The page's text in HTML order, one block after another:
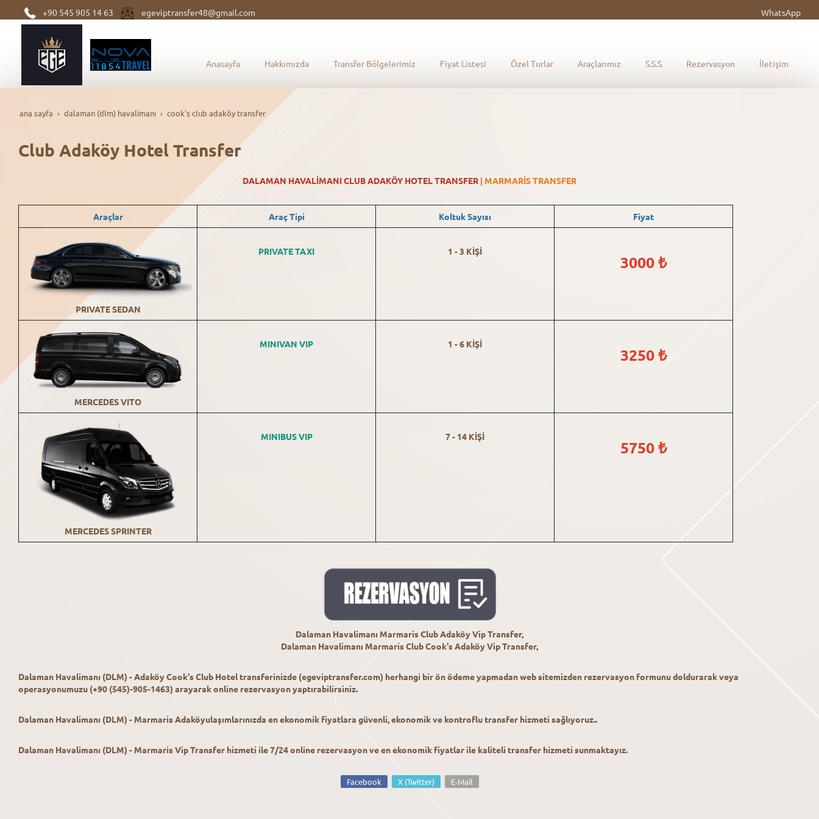
+90 545 905 14 63 egeviptransfer48@gmail.com WhatsApp
Anasayfa Hakkımızda Transfer Bölgelerimiz Fiyat Listesi Özel Turlar Araçlarımız S.S.S Rezervasyon İletişim
ana sayfa dalaman (dlm) havalimanı cook's club adaköy transfer
Club Adaköy Hotel Transfer
DALAMAN HAVALİMANI CLUB ADAKÖY HOTEL TRANSFER | MARMARİS TRANSFER
Araçlar Araç Tipi Koltuk Sayısı Fiyat
PRIVATE SEDAN
PRIVATE TAXI 1 - 3 KİŞİ
3000 ₺
MERCEDES VITO
MINIVAN VIP 1 - 6 KİŞİ
3250 ₺
MERCEDES SPRINTER
MINIBUS VIP 7 - 14 KİŞİ
5750 ₺
Dalaman Havalimanı Marmaris Club Adaköy Vip Transfer,
Dalaman Havalimanı Marmaris Club Cook's Adaköy Vip Transfer,
Dalaman Havalimanı (DLM) - Adaköy Cook's Club Hoteltransferinizde (egeviptransfer.com) herhangi bir ön ödeme yapmadan web sitemizden rezervasyon formunu doldurarak veya
operasyonumuzu (+90 (545)-905-1463) arayarak online rezervasyon yaptırabilirsiniz.
Dalaman Havalimanı (DLM) - Marmaris Adaköyulaşımlarınızda en ekonomik fiyatlara güvenli, ekonomik ve kontroflu transfer hizmeti sağlıyoruz..
Dalaman Havalimanı (DLM) - Marmaris Vip Transfer hizmeti ile 7/24 online rezervasyon ve en ekonomik fiyatlar ile kaliteli transfer hizmeti sunmaktayız.
Facebook X (Twitter) E-Mail